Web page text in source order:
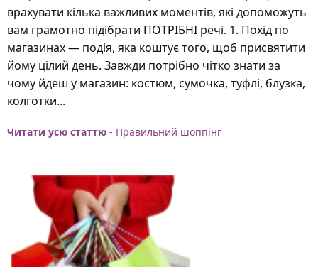
врахувати кілька важливих моментів, які допоможуть
вам грамотно підібрати ПОТРІБНІ речі. 1. Похід по
магазинах — подія, яка коштує того, щоб присвятити
йому цілий день. Завжди потрібно чітко знати за
чому йдеш у магазин: костюм, сумочка, туфлі, блузка,
колготки...
Читати усю статтю - Правильний шоппінг